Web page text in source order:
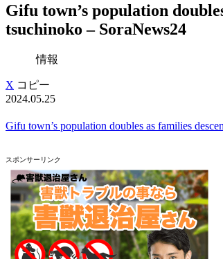
Gifu town’s population
tsuchinoko – SoraNews24
情報
X コピー
2024.05.25
Gifu town’s population doubles as families
スポンサーリンク